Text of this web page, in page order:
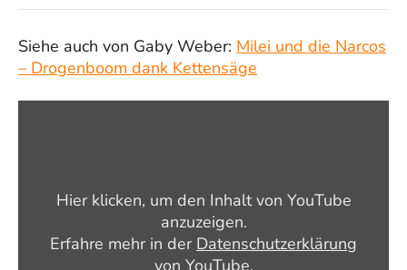
Siehe auch von Gaby Weber: Milei und die Narcos
– Drogenboom dank Kettensäge
Hier klicken, um den Inhalt von YouTube
anzuzeigen.
Erfahre mehr in der Datenschutzerklärung
von YouTube.